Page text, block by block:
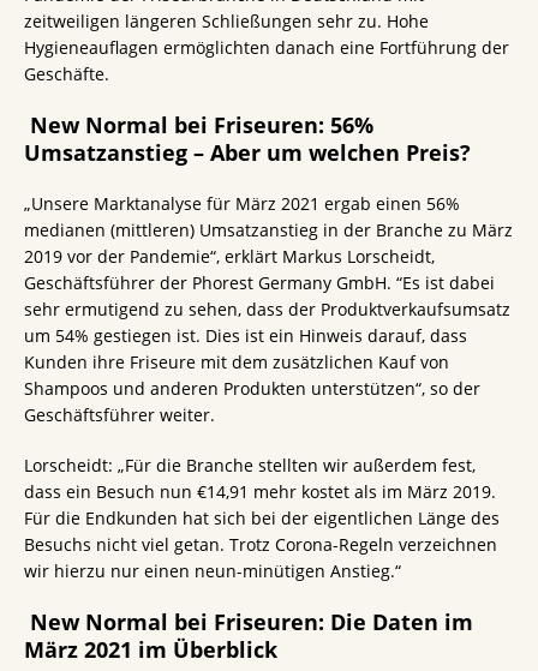
zeitweiligen längeren Schließungen sehr zu. Hohe
Hygieneauflagen ermöglichten danach eine Fortführung der
Geschäfte.
New Normal bei Friseuren: 56%
Umsatzanstieg – Aber um welchen Preis?
„Unsere Marktanalyse für März 2021 ergab einen 56%
medianen (mittleren) Umsatzanstieg in der Branche zu März
2019 vor der Pandemie“, erklärt Markus Lorscheidt,
Geschäftsführer der Phorest Germany GmbH. “Es ist dabei
sehr ermutigend zu sehen, dass der Produktverkaufsumsatz
um 54% gestiegen ist. Dies ist ein Hinweis darauf, dass
Kunden ihre Friseure mit dem zusätzlichen Kauf von
Shampoos und anderen Produkten unterstützen“, so der
Geschäftsführer weiter.
Lorscheidt: „Für die Branche stellten wir außerdem fest,
dass ein Besuch nun €14,91 mehr kostet als im März 2019.
Für die Endkunden hat sich bei der eigentlichen Länge des
Besuchs nicht viel getan. Trotz Corona-Regeln verzeichnen
wir hierzu nur einen neun-minütigen Anstieg.“
New Normal bei Friseuren: Die Daten im
März 2021 im Überblick